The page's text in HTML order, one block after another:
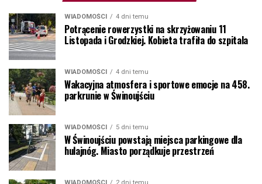
WIADOMOŚCI 4 dni temu
Potrącenie rowerzystki na skrzyżowaniu 11
Listopada i Grodzkiej. Kobieta trafiła do szpitala
WIADOMOŚCI 4 dni temu
Wakacyjna atmosfera i sportowe emocje na 458.
parkrunie w Świnoujściu
WIADOMOŚCI 5 dni temu
W Świnoujściu powstają miejsca parkingowe dla
hulajnóg. Miasto porządkuje przestrzeń